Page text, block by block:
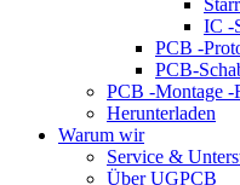
IC -
PCB -
PCB-
PCB -Montage -
Herunterladen
Warum wir
Service &
Über UGPCB